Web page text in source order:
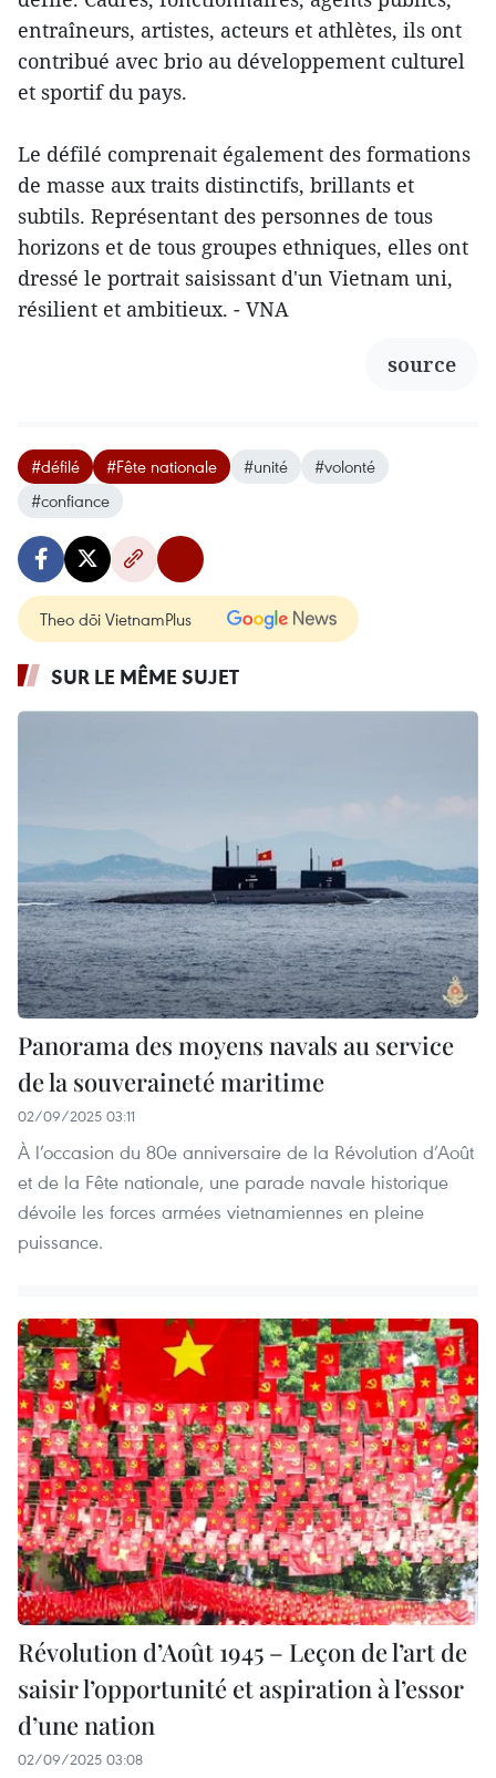
entraîneurs, artistes, acteurs et athlètes, ils ont
contribué avec brio au développement culturel
et sportif du pays.
Le défilé comprenait également des formations
de masse aux traits distinctifs, brillants et
subtils. Représentant des personnes de tous
horizons et de tous groupes ethniques, elles ont
dressé le portrait saisissant d'un Vietnam uni,
résilient et ambitieux. - VNA
source
#défilé #Fête nationale #unité
#volonté
#confiance
Theo dõi VietnamPlus
SUR LE MÊME SUJET
Panorama des moyens navals au service
de la souveraineté maritime
02/09/2025 03:11
À l’occasion du 80e anniversaire de la Révolution d’Août
et de la Fête nationale, une parade navale historique
dévoile les forces armées vietnamiennes en pleine
puissance.
Révolution d’Août 1945 – Leçon de l’art de
saisir l’opportunité et aspiration à l’essor
d’une nation
02/09/2025 03:08